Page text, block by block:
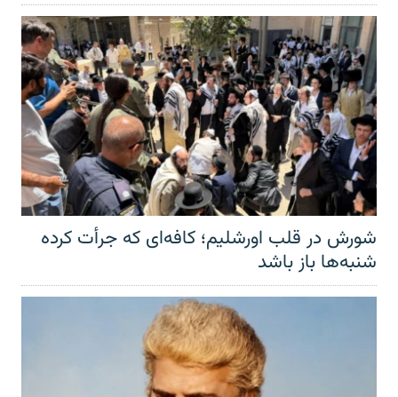
شورش در قلب اورشلیم؛ کافه‌ای که جرأت کرده
شنبه‌ها باز باشد